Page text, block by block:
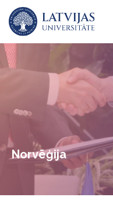
Norvēģija